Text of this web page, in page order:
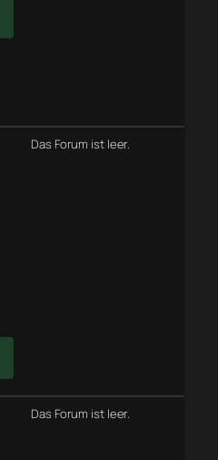
Das Forum ist leer.
Das Forum ist leer.